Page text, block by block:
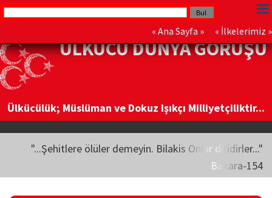
« Ana Sayfa » « İlkelerimiz »
ÜLKÜCÜ DÜNYA GÖRÜŞÜ
Ülkücülük; Müslüman ve Dokuz Işıkçı Milliyetçiliktir...
"...Şehitlere ölüler demeyin. Bilakis Onlar diridirler..."
Bakara-154